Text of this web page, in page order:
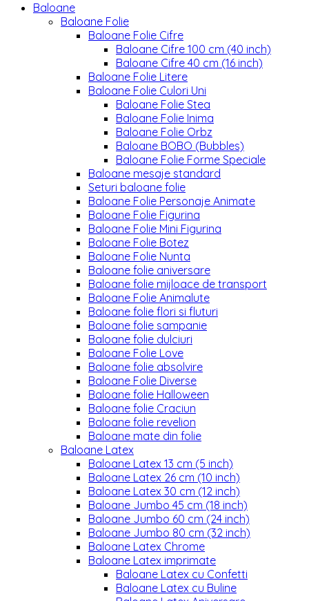
Baloane
Baloane Folie
Baloane Folie Cifre
Baloane Cifre 100 cm (40 inch)
Baloane Cifre 40 cm (16 inch)
Baloane Folie Litere
Baloane Folie Culori Uni
Baloane Folie Stea
Baloane Folie Inima
Baloane Folie Orbz
Baloane BOBO (Bubbles)
Baloane Folie Forme Speciale
Baloane mesaje standard
Seturi baloane folie
Baloane Folie Personaje Animate
Baloane Folie Figurina
Baloane Folie Mini Figurina
Baloane Folie Botez
Baloane Folie Nunta
Baloane folie aniversare
Baloane folie mijloace de transport
Baloane Folie Animalute
Baloane folie flori si fluturi
Baloane folie sampanie
Baloane folie dulciuri
Baloane Folie Love
Baloane folie absolvire
Baloane Folie Diverse
Baloane folie Halloween
Baloane folie Craciun
Baloane folie revelion
Baloane mate din folie
Baloane Latex
Baloane Latex 13 cm (5 inch)
Baloane Latex 26 cm (10 inch)
Baloane Latex 30 cm (12 inch)
Baloane Jumbo 45 cm (18 inch)
Baloane Jumbo 60 cm (24 inch)
Baloane Jumbo 80 cm (32 inch)
Baloane Latex Chrome
Baloane Latex imprimate
Baloane Latex cu Confetti
Baloane Latex cu Buline